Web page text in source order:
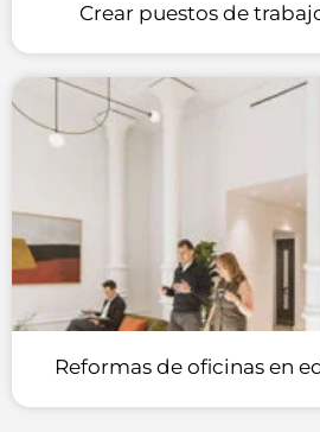
Crear puestos de
Reformas de oficinas en